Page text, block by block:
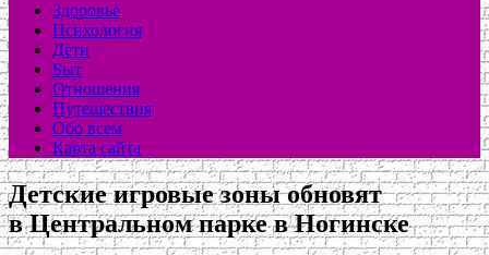
Здоровье
Психология
Дети
Быт
Отношения
Путешествия
Обо всем
Карта сайта
Детские игровые зоны обновят
в Центральном парке в Ногинске